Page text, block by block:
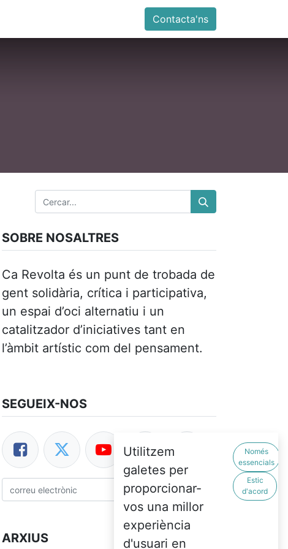
Antiga web Botiga
Contacta'ns
SOBRE NOSALTRES
Ca Revolta és un punt de trobada de
gent solidària, crítica i participativa,
un espai d’oci alternatiu i un
catalitzador d’iniciatives tant en
l’àmbit artístic com del pensament.
SEGUEIX-NOS
Subscriure's
ARXIUS
Utilitzem
galetes per
proporcionar-
vos una millor
experiència
d'usuari en
Només
essencials
Estic
d'acord